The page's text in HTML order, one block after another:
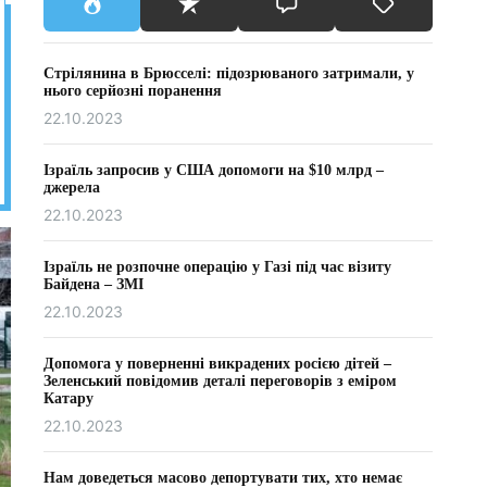
Стрілянина в Брюсселі: підозрюваного затримали, у
нього серйозні поранення
22.10.2023
Ізраїль запросив у США допомоги на $10 млрд –
джерела
22.10.2023
Ізраїль не розпочне операцію у Газі під час візиту
Байдена – ЗМІ
22.10.2023
Допомога у поверненні викрадених росією дітей –
Зеленський повідомив деталі переговорів з еміром
Катару
22.10.2023
Нам доведеться масово депортувати тих, хто немає